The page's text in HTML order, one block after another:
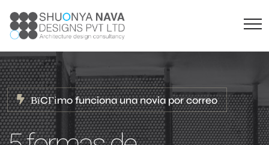
ВїCГіmo funciona una novia por correo